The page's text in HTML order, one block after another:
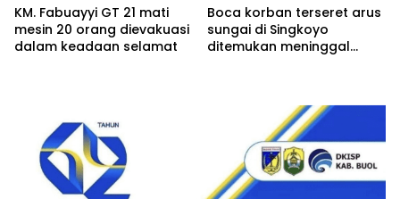
Total di Desa Huhak
KM. Fabuayyi GT 21 mati
mesin 20 orang dievakuasi
dalam keadaan selamat
Boca korban terseret arus
sungai di Singkoyo
ditemukan meninggal